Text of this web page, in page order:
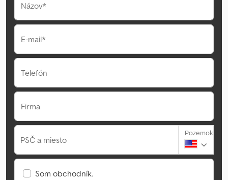
Názov*
E-mail*
Telefón
Firma
PSČ a miesto
Pozemok
Som obchodník.